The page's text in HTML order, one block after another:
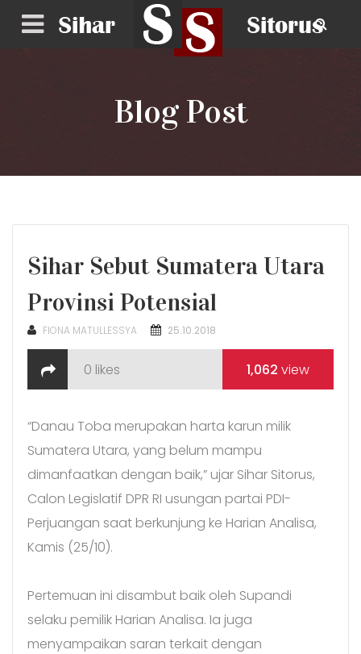
Blog Post
Sihar Sebut Sumatera Utara
Provinsi Potensial
FIONA MATULLESSYA
POSTED
25.10.2018
0 likes 1,062 view
“Danau Toba merupakan harta karun milik
Sumatera Utara, yang belum mampu
dimanfaatkan dengan baik,” ujar Sihar Sitorus,
Calon Legislatif DPR RI usungan partai PDI-
Perjuangan saat berkunjung ke Harian Analisa,
Kamis (25/10).
Pertemuan ini disambut baik oleh Supandi
selaku pemilik Harian Analisa. Ia juga
menyampaikan saran terkait dengan